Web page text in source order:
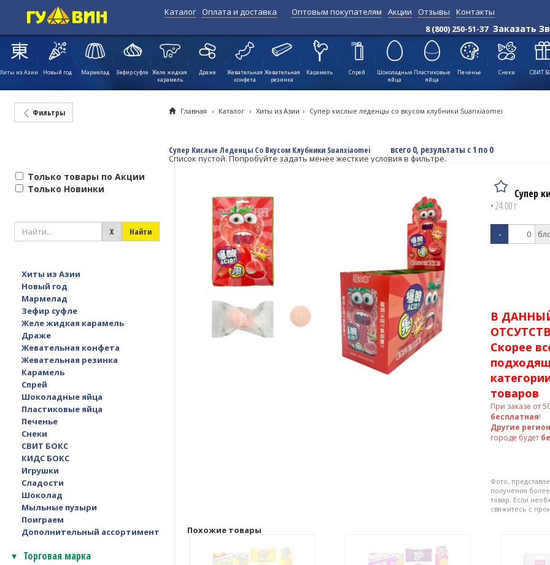
Оплата и доставка
Каталог Оптовым покупателям Акции Отзывы Контакты
Заказать
8 (800) 250-51-37
Хиты из Азии Новый год Мармелад Зефир суфле Желе жидкая
карамель
Драже
Жевательная
конфета
Жевательная
резинка
Карамель Спрей
Шоколадные
яйца
Пластиковые
яйца
Печенье Снеки СВИТ
Фильтры
Только товары по Акции
Только Новинки
Хиты из Азии
Новый год
Мармелад
Зефир суфле
Желе жидкая карамель
Драже
Жевательная конфета
Жевательная резинка
Карамель
Спрей
Шоколадные яйца
Пластиковые яйца
Печенье
Снеки
СВИТ БОКС
КИДС БОКС
Игрушки
Сладости
Шоколад
Мыльные пузыри
Поиграем
Дополнительный ассортимент
Торговая марка
всего 0, результаты с 1
по 0↑
Главная › Каталог › Хиты из Азии › Супер кислые леденцы со вкусом клубники Suanxiaomei
Супер Кислые Леденцы Со Вкусом Клубники Suanxiaomei всего 0, результаты с 1 по 0
Список пустой. Попробуйте задать менее жесткие условия в фильтре.
Супер
• 24.00 г
-
В
Скорее
товаров
При заказе от
бесплатная!
Другие
городе будет
Фото,
получения
товар. Если
свяжитесь с
Похожие товары